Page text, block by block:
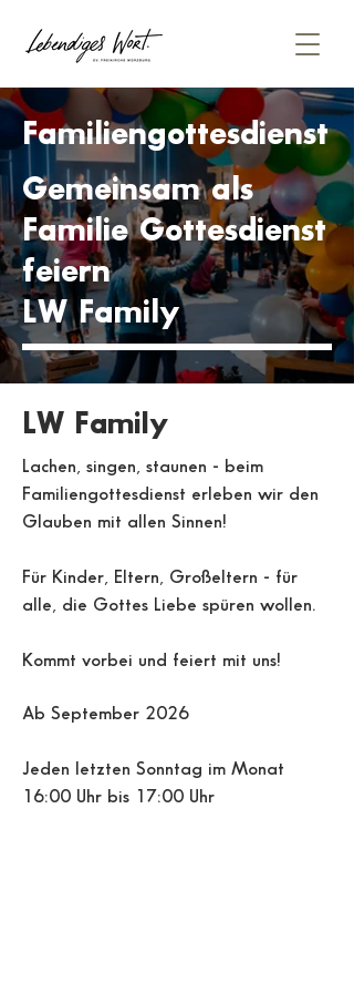
Familiengottesdienst
Gemeinsam als
Familie Gottesdienst
feiern
LW Family
LW Family
Lachen, singen, staunen - beim
Familiengottesdienst erleben wir den
Glauben mit allen Sinnen!
Für Kinder, Eltern, Großeltern - für
alle, die Gottes Liebe spüren wollen.
Kommt vorbei und feiert mit uns!
Ab September 2026
Jeden letzten Sonntag im Monat
16:00 Uhr bis 17:00 Uhr